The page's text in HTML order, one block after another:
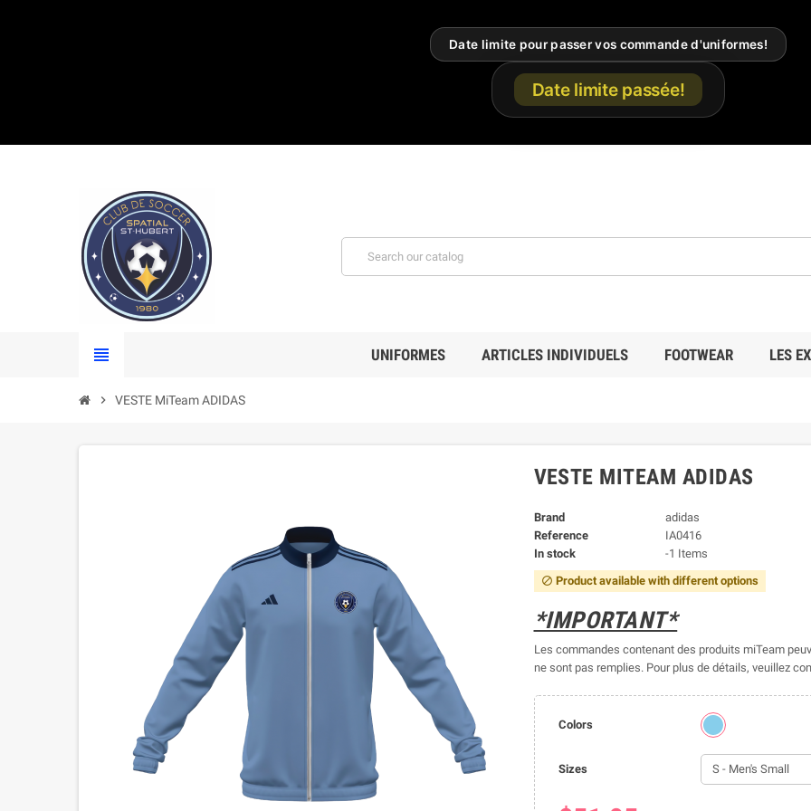
Date limite pour passer vos commande d'uniformes!
Date limite passée!
view_headline UNIFORMES ARTICLES INDIVIDUELS FOOTWEAR LES
chevron_right VESTE MiTeam ADIDAS
VESTE MITEAM ADIDAS
Brand
adidas
Reference
IA0416
In stock
-1 Items
block Product available with different options
*IMPORTANT*
Les commandes contenant des produits miTeam
ne sont pas remplies. Pour plus de détails, veuillez
Colors
Sizes